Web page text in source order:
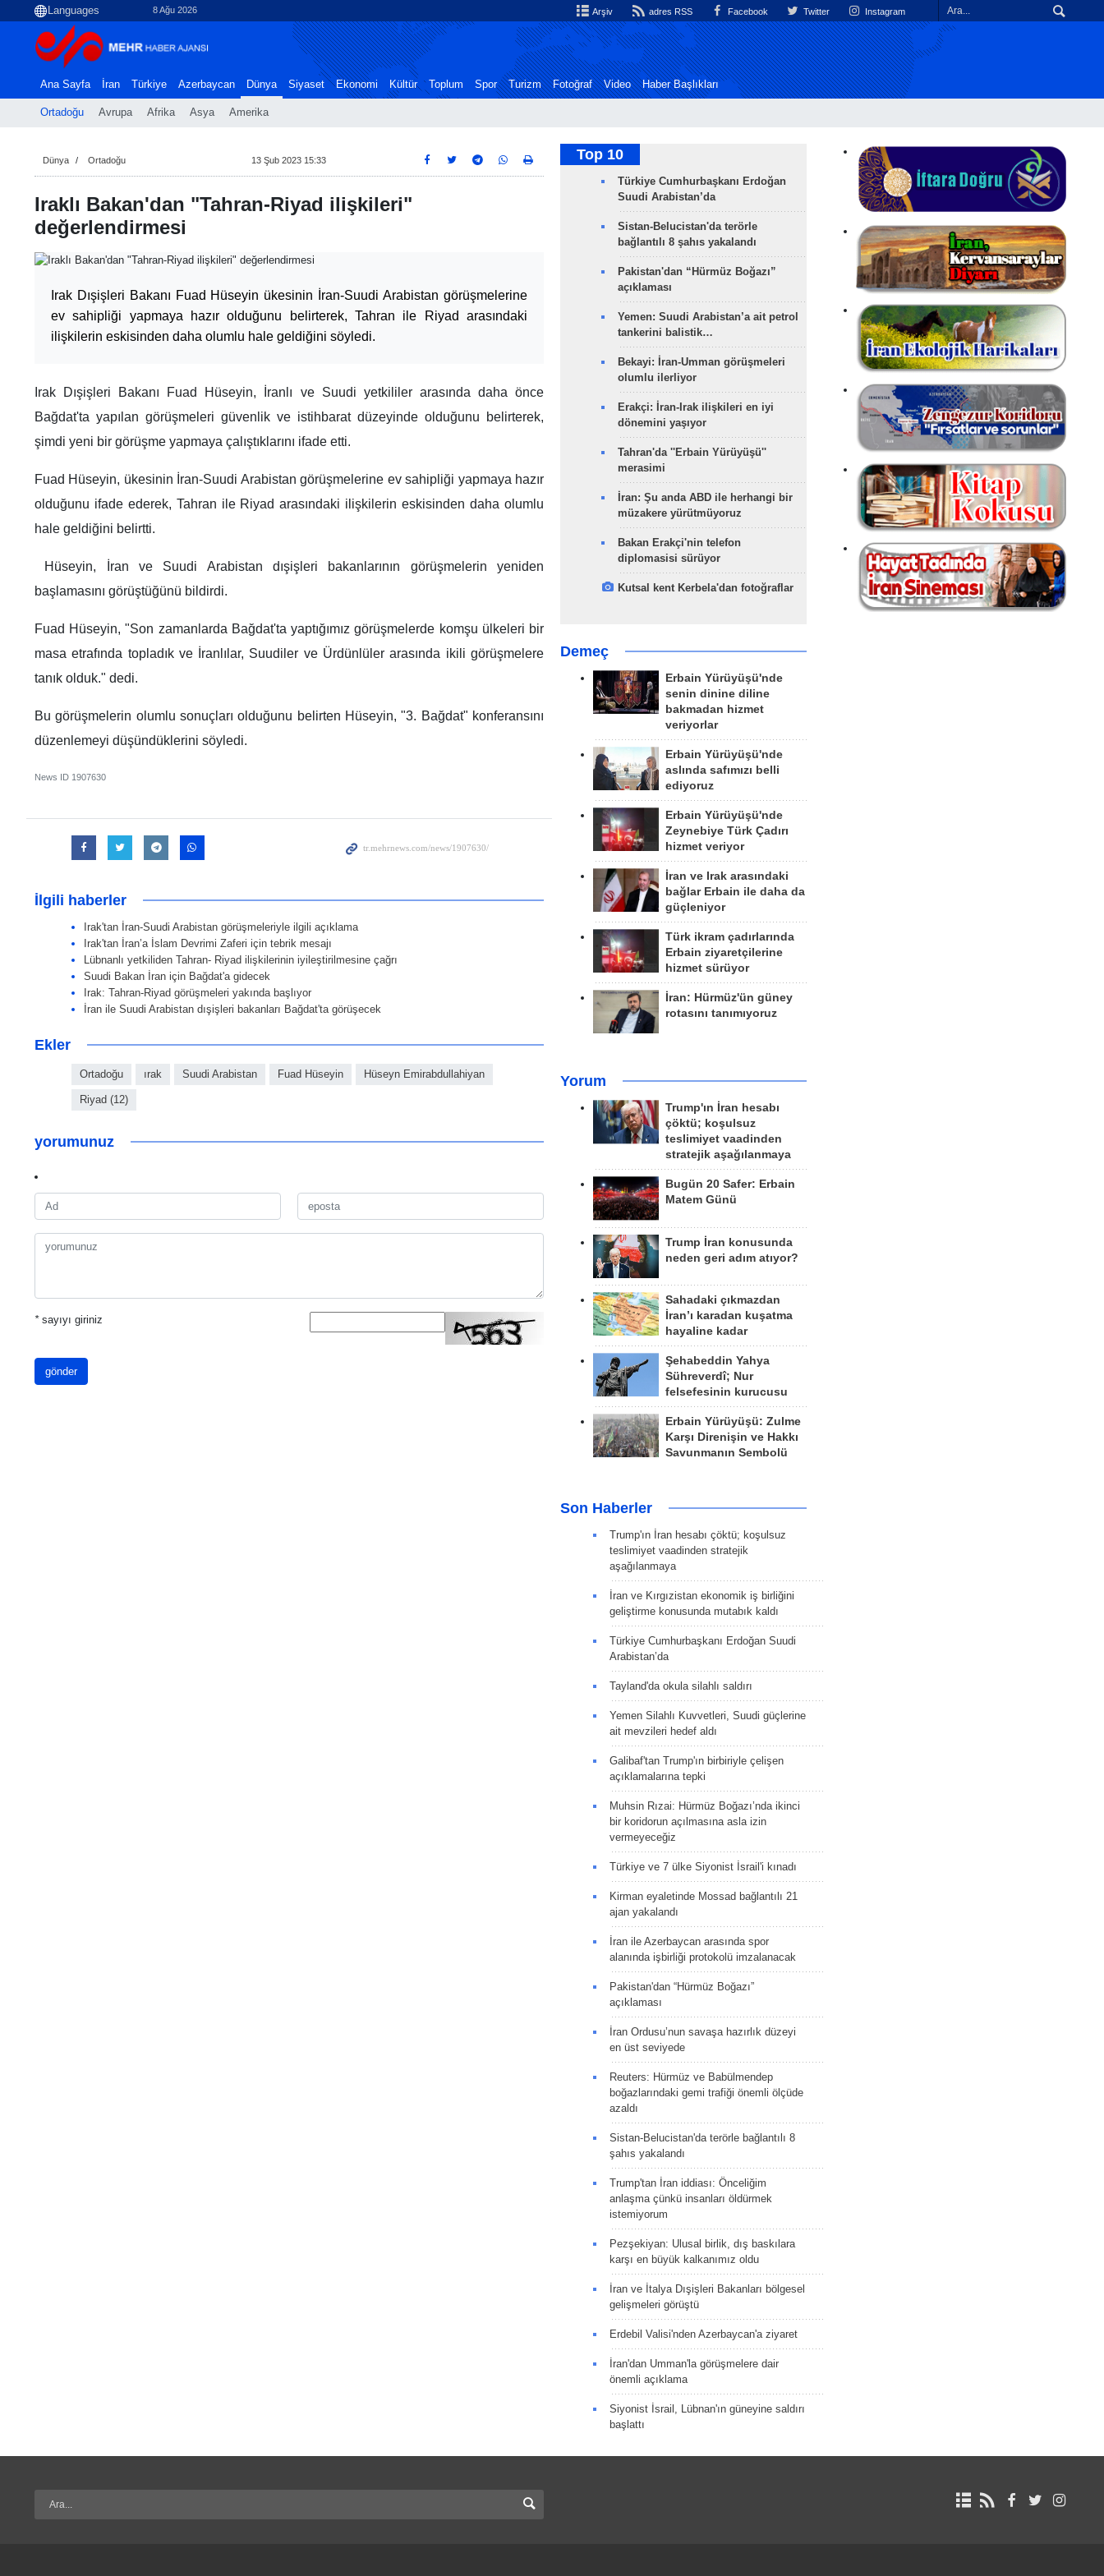
8 Ağu 2026 Arşiv adres RSS Facebook Twitter Instagram
Ana Sayfa İran Türkiye Azerbaycan Dünya
Ortadoğu Avrupa Afrika Asya Amerika
Siyaset Ekonomi Kültür Toplum Spor Turizm Fotoğraf Video Haber Başlıkları
Dünya Ortadoğu 13 Şub 2023 15:33
Iraklı Bakan'dan "Tahran-Riyad ilişkileri"
değerlendirmesi
Irak Dışişleri Bakanı Fuad Hüseyin ükesinin İran-Suudi Arabistan görüşmelerine
ev sahipliği yapmaya hazır olduğunu belirterek, Tahran ile Riyad arasındaki
ilişkilerin eskisinden daha olumlu hale geldiğini söyledi.
Irak Dışişleri Bakanı Fuad Hüseyin, İranlı ve Suudi yetkililer arasında daha önce
Bağdat'ta yapılan görüşmeleri güvenlik ve istihbarat düzeyinde olduğunu belirterek,
şimdi yeni bir görüşme yapmaya çalıştıklarını ifade etti.
Fuad Hüseyin, ükesinin İran-Suudi Arabistan görüşmelerine ev sahipliği yapmaya hazır
olduğunu ifade ederek, Tahran ile Riyad arasındaki ilişkilerin eskisinden daha olumlu
hale geldiğini belirtti.
Hüseyin, İran ve Suudi Arabistan dışişleri bakanlarının görüşmelerin yeniden
başlamasını görüştüğünü bildirdi.
Fuad Hüseyin, "Son zamanlarda Bağdat'ta yaptığımız görüşmelerde komşu ülkeleri bir
masa etrafında topladık ve İranlılar, Suudiler ve Ürdünlüler arasında ikili görüşmelere
tanık olduk." dedi.
Bu görüşmelerin olumlu sonuçları olduğunu belirten Hüseyin, "3. Bağdat" konferansını
düzenlemeyi düşündüklerini söyledi.
News ID 1907630
İlgili haberler
Irak'tan İran-Suudi Arabistan görüşmeleriyle ilgili açıklama
Irak'tan İran’a İslam Devrimi Zaferi için tebrik mesajı
Lübnanlı yetkiliden Tahran- Riyad ilişkilerinin iyileştirilmesine çağrı
Suudi Bakan İran için Bağdat'a gidecek
Irak: Tahran-Riyad görüşmeleri yakında başlıyor
İran ile Suudi Arabistan dışişleri bakanları Bağdat'ta görüşecek
Ekler
Ortadoğu ırak Suudi Arabistan Fuad Hüseyin Hüseyn Emirabdullahiyan
Riyad (12)
yorumunuz
*sayıyı giriniz
gönder
Top 10
Türkiye Cumhurbaşkanı Erdoğan
Suudi Arabistan’da
Sistan-Belucistan'da terörle
bağlantılı 8 şahıs yakalandı
Pakistan'dan “Hürmüz Boğazı”
açıklaması
Yemen: Suudi Arabistan’a ait petrol
tankerini balistik…
Bekayi: İran-Umman görüşmeleri
olumlu ilerliyor
Erakçi: İran-Irak ilişkileri en iyi
dönemini yaşıyor
Tahran'da ''Erbain Yürüyüşü''
merasimi
İran: Şu anda ABD ile herhangi bir
müzakere yürütmüyoruz
Bakan Erakçi'nin telefon
diplomasisi sürüyor
Kutsal kent Kerbela'dan fotoğraflar
Demeç
Erbain Yürüyüşü'nde
senin dinine diline
bakmadan hizmet
veriyorlar
Erbain Yürüyüşü'nde
aslında safımızı belli
ediyoruz
Erbain Yürüyüşü'nde
Zeynebiye Türk Çadırı
hizmet veriyor
İran ve Irak arasındaki
bağlar Erbain ile daha da
güçleniyor
Türk ikram çadırlarında
Erbain ziyaretçilerine
hizmet sürüyor
İran: Hürmüz'ün güney
rotasını tanımıyoruz
Yorum
Trump'ın İran hesabı
çöktü; koşulsuz
teslimiyet vaadinden
stratejik aşağılanmaya
Bugün 20 Safer: Erbain
Matem Günü
Trump İran konusunda
neden geri adım atıyor?
Sahadaki çıkmazdan
İran’ı karadan kuşatma
hayaline kadar
Şehabeddin Yahya
Sühreverdî; Nur
felsefesinin kurucusu
Erbain Yürüyüşü: Zulme
Karşı Direnişin ve Hakkı
Savunmanın Sembolü
Son Haberler
Trump'ın İran hesabı çöktü; koşulsuz
teslimiyet vaadinden stratejik
aşağılanmaya
İran ve Kırgızistan ekonomik iş birliğini
geliştirme konusunda mutabık kaldı
Türkiye Cumhurbaşkanı Erdoğan Suudi
Arabistan’da
Tayland'da okula silahlı saldırı
Yemen Silahlı Kuvvetleri, Suudi güçlerine
ait mevzileri hedef aldı
Galibaf'tan Trump'ın birbiriyle çelişen
açıklamalarına tepki
Muhsin Rızai: Hürmüz Boğazı’nda ikinci
bir koridorun açılmasına asla izin
vermeyeceğiz
Türkiye ve 7 ülke Siyonist İsrail'i kınadı
Kirman eyaletinde Mossad bağlantılı 21
ajan yakalandı
İran ile Azerbaycan arasında spor
alanında işbirliği protokolü imzalanacak
Pakistan'dan “Hürmüz Boğazı”
açıklaması
İran Ordusu’nun savaşa hazırlık düzeyi
en üst seviyede
Reuters: Hürmüz ve Babülmendep
boğazlarındaki gemi trafiği önemli ölçüde
azaldı
Sistan-Belucistan'da terörle bağlantılı 8
şahıs yakalandı
Trump'tan İran iddiası: Önceliğim
anlaşma çünkü insanları öldürmek
istemiyorum
Pezşekiyan: Ulusal birlik, dış baskılara
karşı en büyük kalkanımız oldu
İran ve İtalya Dışişleri Bakanları bölgesel
gelişmeleri görüştü
Erdebil Valisi'nden Azerbaycan'a ziyaret
İran'dan Umman'la görüşmelere dair
önemli açıklama
Siyonist İsrail, Lübnan'ın güneyine saldırı
başlattı